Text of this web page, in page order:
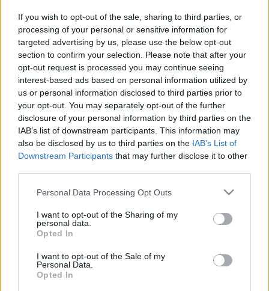
If you wish to opt-out of the sale, sharing to third parties, or
processing of your personal or sensitive information for
targeted advertising by us, please use the below opt-out
section to confirm your selection. Please note that after your
opt-out request is processed you may continue seeing
interest-based ads based on personal information utilized by
us or personal information disclosed to third parties prior to
your opt-out. You may separately opt-out of the further
disclosure of your personal information by third parties on the
IAB’s list of downstream participants. This information may
also be disclosed by us to third parties on the IAB’s List of
Downstream Participants that may further disclose it to other
Please note that this website/app uses one or more Google
not limited to your visit or usage behaviour. You may click to
grant or deny consent to Google and its third-party tags to
use your data for below specified purposes in below Google
consent section.
Personal Data Processing Opt Outs
I want to opt-out of the Sharing of my
personal data.
Opted In
I want to opt-out of the Sale of my
Personal Data.
Opted In
dolgoznak, és tartanak bemutatót az érdeklődők
számára. A…
Advent a Néprajzi Múzeumban -
Betlehemijászol-kiállítás és családi
nap
netfolk•2014. december 15.
Garantált a karácsonyi hangulat a Néprajzi
Múzeumban, ha megtekintjük a 21. betlehemijászol-
kiállítást. A rendezvény a Magyar Kézművességért
Alapítvány (AMKA) felhívására készült, az adventi
ünnepkörhöz kapcsolódó alkotásokat tekinthetünk
meg 2015. január 11-éig. A…
•2014. december 02.